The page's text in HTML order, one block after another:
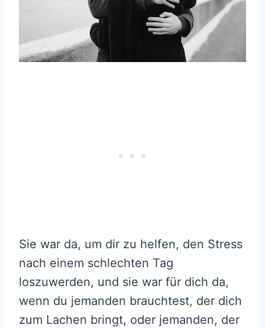
Sie war da, um dir zu helfen, den Stress
nach einem schlechten Tag
loszuwerden, und sie war für dich da,
wenn du jemanden brauchtest, der dich
zum Lachen bringt, oder jemanden, der